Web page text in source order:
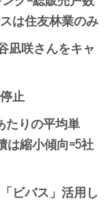
は住友林業のみ
凪咲さんをキャ
止
たりの平均単
は縮小傾向=5社
ビバス」活用し